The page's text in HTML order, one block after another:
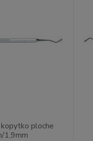
ploche
1,9mm